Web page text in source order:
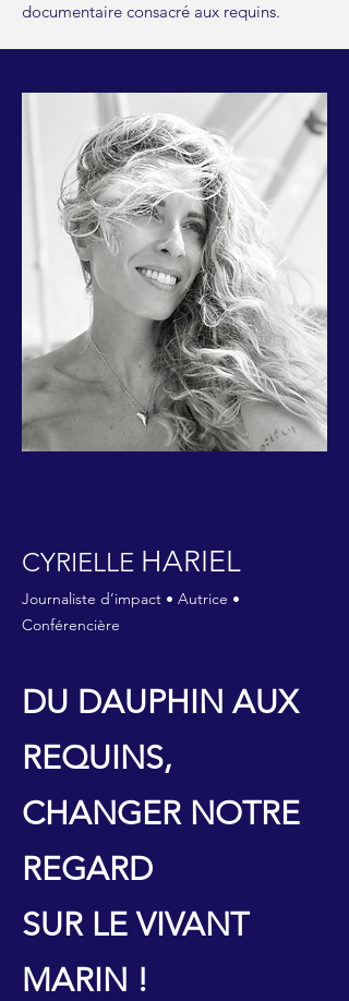
documentaire consacré aux requins.
CYRIELLE HARIEL
Journaliste d’impact • Autrice •
Conférencière
DU DAUPHIN AUX
REQUINS,
CHANGER NOTRE
REGARD
SUR LE VIVANT
MARIN !